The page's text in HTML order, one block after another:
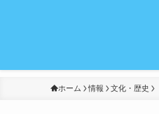
ホーム 情報 文化・歴史